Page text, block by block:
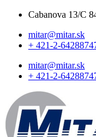
Cabanova 13/C
mitar@mitar.sk
+ 421-2-
mitar@mitar.sk
+ 421-2-